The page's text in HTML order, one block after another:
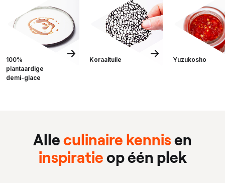
100%
plantaardige
demi-glace
Koraaltuile Yuzukosho
Alleculinaire kennisen
inspiratieop één plek